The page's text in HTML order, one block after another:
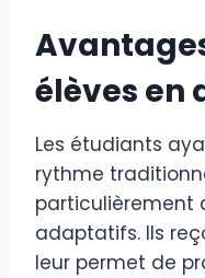
élèves en
Les étudiants
rythme
particulièrement
adaptatifs. Ils
leur permet de